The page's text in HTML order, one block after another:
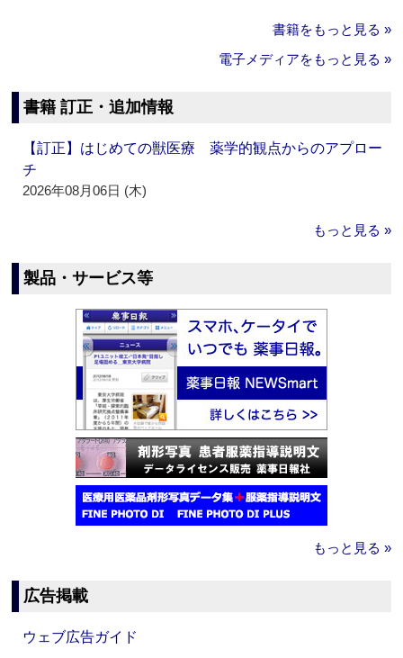
書籍をもっと見る »
電子メディアをもっと見る »
書籍 訂正・追加情報
【訂正】はじめての獣医療 薬学的観点からのアプロー
チ
2026年08月06日 (木)
もっと見る »
製品・サービス等
もっと見る »
広告掲載
ウェブ広告ガイド